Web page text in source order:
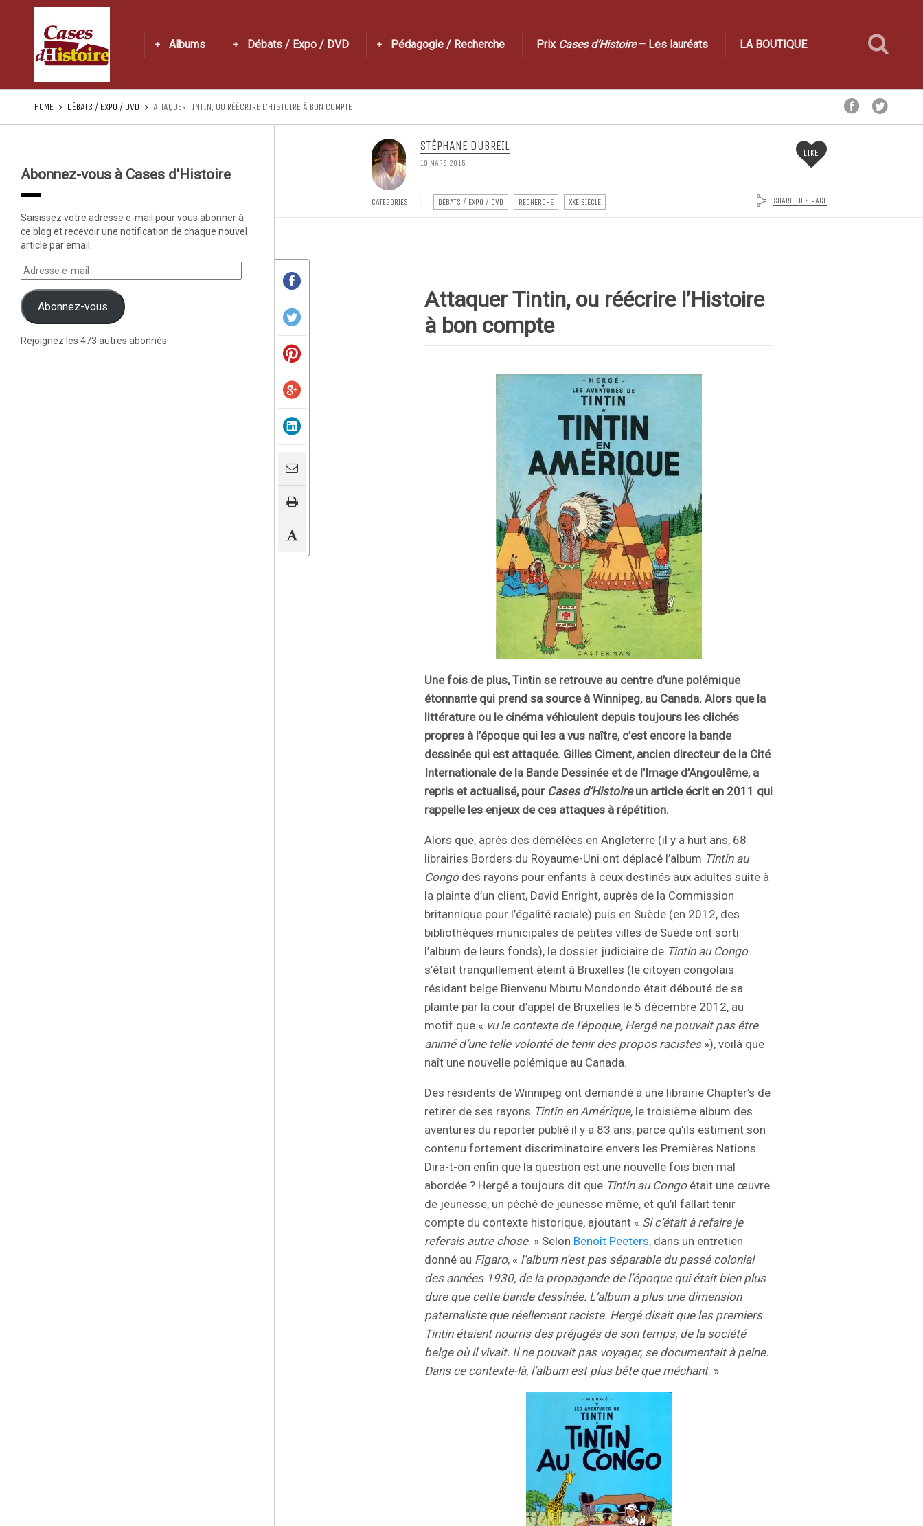
Albums Débats / Expo / DVD Pédagogie / Recherche Prix Cases d’Histoire– Les lauréats LA BOUTIQUE
HOME DÉBATS / EXPO / DVD ATTAQUER TINTIN, OU RÉÉCRIRE L’HISTOIRE À BON COMPTE
Abonnez-vous à Cases d'Histoire
Saisissez votre adresse e-mail pour vous abonner à
ce blog et recevoir une notification de chaque nouvel
article par email.
Abonnez-vous
Rejoignez les 473 autres abonnés
STÉPHANE DUBREIL
19 MARS 2015
LIKE
CATEGORIES: DÉBATS / EXPO / DVD RECHERCHE XXE SIÈCLE SHARE THIS PAGE
Attaquer Tintin, ou réécrire l’Histoire
à bon compte
Une fois de plus, Tintin se retrouve au centre d’une polémique
étonnante qui prend sa source à Winnipeg, au Canada. Alors que la
littérature ou le cinéma véhiculent depuis toujours les clichés
propres à l’époque qui les a vus naître, c’est encore la bande
dessinée qui est attaquée. Gilles Ciment, ancien directeur de la Cité
Internationale de la Bande Dessinée et de l’Image d’Angoulême, a
repris et actualisé, pour Cases d’Histoireun article écrit en 2011 qui
rappelle les enjeux de ces attaques à répétition.
Alors que, après des démêlées en Angleterre (il y a huit ans, 68
librairies Borders du Royaume-Uni ont déplacé l’album Tintin au
Congodes rayons pour enfants à ceux destinés aux adultes suite à
la plainte d’un client, David Enright, auprès de la Commission
britannique pour l’égalité raciale) puis en Suède (en 2012, des
bibliothèques municipales de petites villes de Suède ont sorti
l’album de leurs fonds), le dossier judiciaire de Tintin au Congo
s’était tranquillement éteint à Bruxelles (le citoyen congolais
résidant belge Bienvenu Mbutu Mondondo était débouté de sa
plainte par la cour d’appel de Bruxelles le 5 décembre 2012, au
motif que « vu le contexte de l’époque, Hergé ne pouvait pas être
animé d’une telle volonté de tenir des propos racistes »), voilà que
naît une nouvelle polémique au Canada.
Des résidents de Winnipeg ont demandé à une librairie Chapter’s de
retirer de ses rayons Tintin en Amérique, le troisième album des
aventures du reporter publié il y a 83 ans, parce qu’ils estiment son
contenu fortement discriminatoire envers les Premières Nations.
Dira-t-on enfin que la question est une nouvelle fois bien mal
abordée ? Hergé a toujours dit que Tintin au Congoétait une œuvre
de jeunesse, un péché de jeunesse même, et qu’il fallait tenir
compte du contexte historique, ajoutant « Si c’était à refaire je
referais autre chose. » Selon Benoît Peeters, dans un entretien
donné au Figaro, « l’album n’est pas séparable du passé colonial
des années 1930, de la propagande de l’époque qui était bien plus
dure que cette bande dessinée. L’album a plus une dimension
paternaliste que réellement raciste. Hergé disait que les premiers
Tintin étaient nourris des préjugés de son temps, de la société
belge où il vivait. Il ne pouvait pas voyager, se documentait à peine.
Dans ce contexte-là, l’album est plus bête que méchant. »